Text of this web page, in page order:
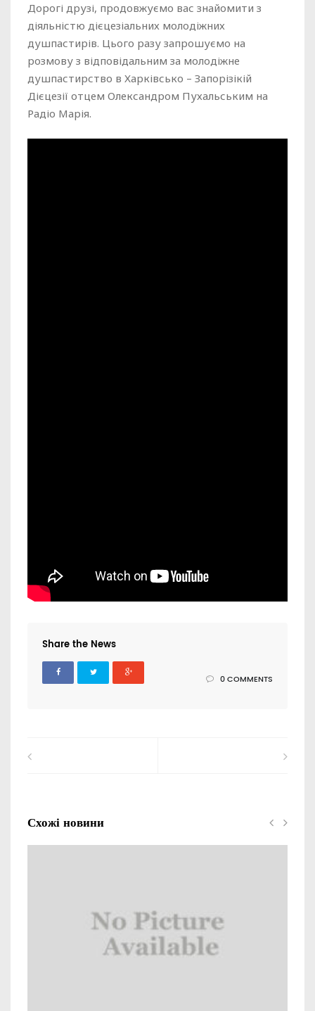
Дорогі друзі, продовжуємо вас знайомити з
діяльністю дієцезіальних молодіжних
душпастирів. Цього разу запрошуємо на
розмову з відповідальним за молодіжне
душпастирство в Харківсько – Запорізікій
Дієцезії отцем Олександром Пухальським на
Радіо Марія.
Share the News
0 COMMENTS
Схожі новини